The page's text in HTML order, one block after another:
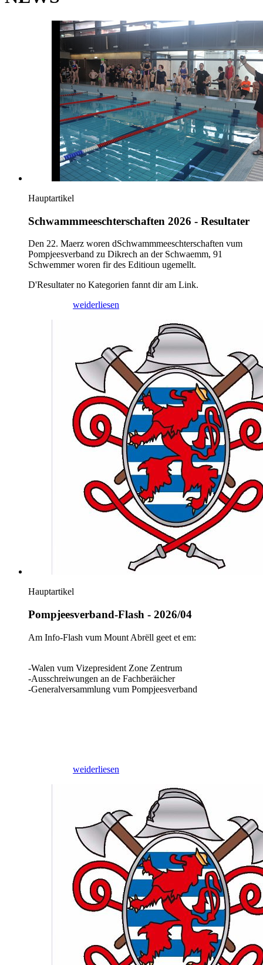
Hauptartikel
Schwammmeeschterschaften 2026 - Resultater
Den 22. Maerz woren dSchwammmeeschterschaften vum
Pompjeesverband zu Dikrech an der Schwaemm, 91
Schwemmer woren fir des Editioun ugemellt.
D'Resultater no Kategorien fannt dir am Link.
weiderliesen
Hauptartikel
Pompjeesverband-Flash - 2026/04
Am Info-Flash vum Mount Abrëll geet et em:
-Walen vum Vizepresident Zone Zentrum
-Ausschreiwungen an de Fachberäicher
-Generalversammlung vum Pompjeesverband
weiderliesen